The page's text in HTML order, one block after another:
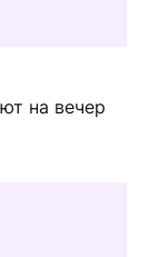
на вечер